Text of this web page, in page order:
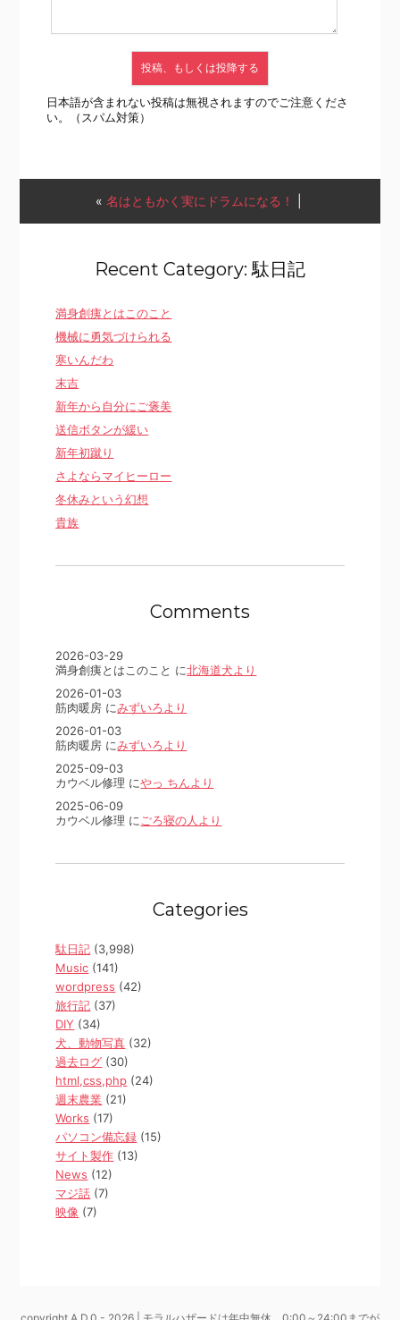
日本語が含まれない投稿は無視されますのでご注意くださ
い。（スパム対策）
« 名はともかく実にドラムになる！
Recent Category: 駄日記
満身創痍とはこのこと
機械に勇気づけられる
寒いんだわ
末吉
新年から自分にご褒美
送信ボタンが緩い
新年初蹴り
さよならマイヒーロー
冬休みという幻想
貴族
Comments
2026-03-29
満身創痍とはこのこと に北海道犬より
2026-01-03
筋肉暖房 にみずいろより
2026-01-03
筋肉暖房 にみずいろより
2025-09-03
カウベル修理 にやっ ちんより
2025-06-09
カウベル修理 に ごろ寝の人より
Categories
駄日記 (3,998)
Music (141)
wordpress (42)
旅行記 (37)
DIY (34)
犬、動物写真 (32)
過去ログ (30)
html,css,php (24)
週末農業 (21)
Works (17)
パソコン備忘録 (15)
サイト製作 (13)
News (12)
マジ話 (7)
映像 (7)